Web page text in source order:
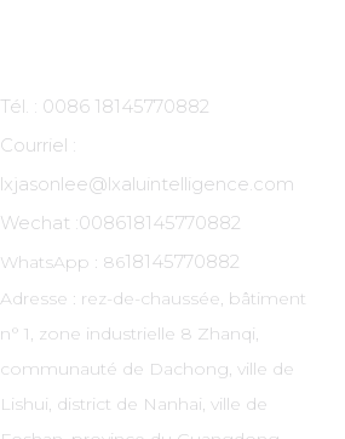
Tél. : 0086 18145770882
Courriel :
lxjasonlee@lxaluintelligence.com
Wechat :008618145770882
WhatsApp : 8618145770882
Adresse : rez-de-chaussée, bâtiment
n° 1, zone industrielle 8 Zhanqi,
communauté de Dachong, ville de
Lishui, district de Nanhai, ville de